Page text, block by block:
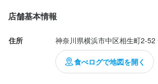
締めのご飯やラーメンなど種類が多く、腹一杯
嬉しいですね。
ご馳走様でした(^^)
店舗基本情報
住所 神奈川県横浜市中区相生町2-52
食べログで地図を開く